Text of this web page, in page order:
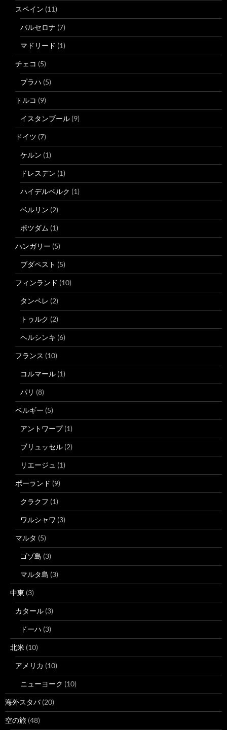
スペイン (11)
バルセロナ (7)
マドリード (1)
チェコ (5)
プラハ (5)
トルコ (9)
イスタンブール (9)
ドイツ (7)
ケルン (1)
ドレスデン (1)
ハイデルベルク (1)
ベルリン (2)
ポツダム (1)
ハンガリー (5)
ブダペスト (5)
フィンランド (10)
タンペレ (2)
トゥルク (2)
ヘルシンキ (6)
フランス (10)
コルマール (1)
パリ (8)
ベルギー (5)
アントワープ(1)
ブリュッセル (2)
リエージュ (1)
ポーランド (9)
クラクフ (1)
ワルシャワ (3)
マルタ (5)
ゴゾ島 (3)
マルタ島 (3)
中東 (3)
カタール (3)
ドーハ (3)
北米 (10)
アメリカ (10)
ニューヨーク (10)
海外スタバ(20)
空の旅 (48)